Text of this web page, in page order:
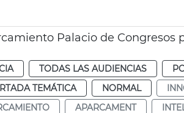
Palacio de Congresos
TODAS LAS AUDIENCIAS
TEMÁTICA NORMAL
APARCAMENT